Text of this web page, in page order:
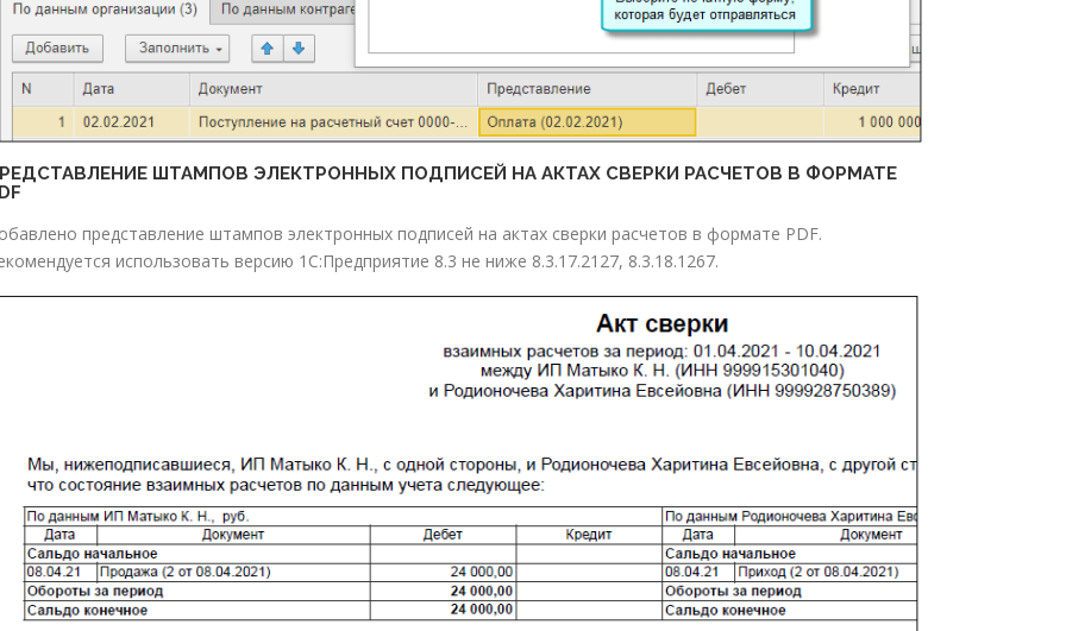
ШТАМПОВ ЭЛЕКТРОННЫХ ПОДПИСЕЙ НА АКТАХ СВЕРКИ РАСЧЕТОВ В ФОРМАТЕ
представление штампов электронных подписей на актах сверки расчетов в формате PDF.
использовать версию 1С:Предприятие 8.3 не ниже 8.3.17.2127, 8.3.18.1267.